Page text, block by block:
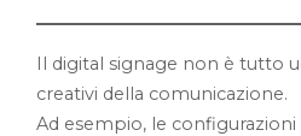
Il digital signage non è tutto
creativi della comunicazione.
Ad esempio, le